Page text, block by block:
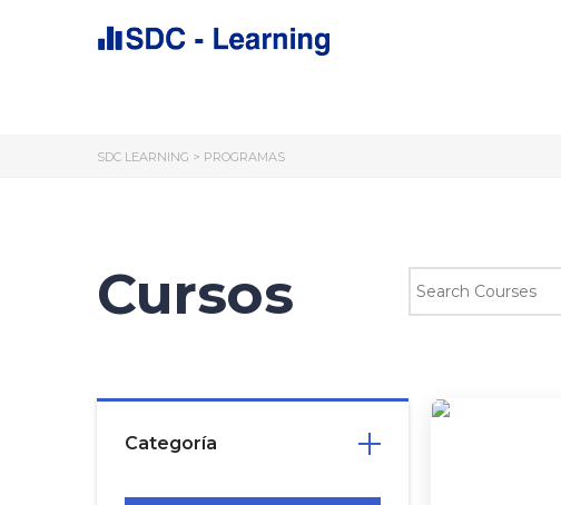
SDC LEARNING > PROGRAMAS
Cursos
Categoría